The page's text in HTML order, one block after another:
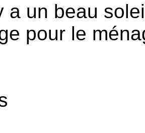
a un beau
pour le